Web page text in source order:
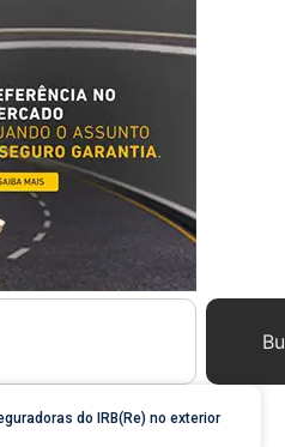
do IRB(Re) no exterior